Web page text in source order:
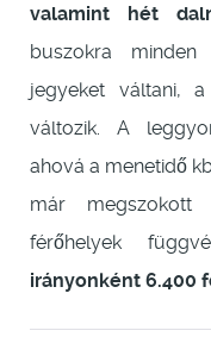
valamint hét
buszokra minden
jegyeket váltani,
változik. A
ahová a menetidő
már megszokott
férőhelyek
irányonként 6.400